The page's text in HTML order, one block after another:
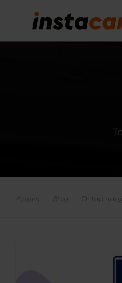
Αρχική Blog Οι top